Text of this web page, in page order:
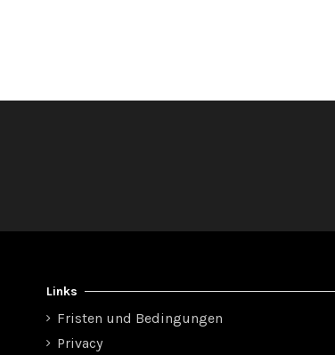
Links
Fristen und Bedingungen
Privacy